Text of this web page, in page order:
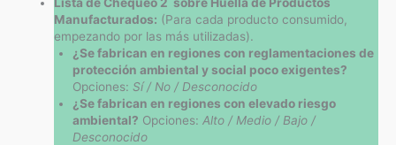
Manufacturados: (Para cada producto consumido,
empezando por las más utilizadas).
¿Se fabrican en regiones con reglamentaciones de
protección ambiental y social poco exigentes?
Opciones: Sí / No / Desconocido
¿Se fabrican en regiones con elevado riesgo
ambiental? Opciones: Alto / Medio / Bajo /
Desconocido